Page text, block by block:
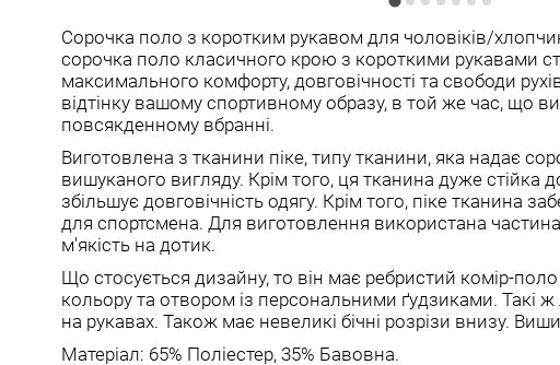
Сорочка поло з коротким рукавом для чоловіків/
сорочка поло класичного крою з короткими рукавами
максимального комфорту, довговічності та свободи
відтінку вашому спортивному образу, в той же час, що
повсякденному вбранні.
Виготовлена з тканини піке, типу тканини, яка надає
вишуканого вигляду. Крім того, ця тканина дуже стійка
збільшує довговічність одягу. Крім того, піке тканина
для спортсмена. Для виготовлення використана
м'якість на дотик.
Що стосується дизайну, то він має ребристий комір-
кольору та отвором із персональними ґудзиками. Такі ж
на рукавах. Також має невеликі бічні розрізи внизу.
Матеріал: 65% Поліестер, 35% Бавовна.